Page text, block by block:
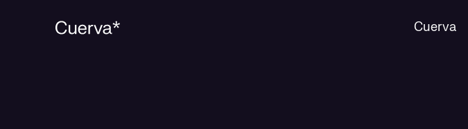
Cuerva